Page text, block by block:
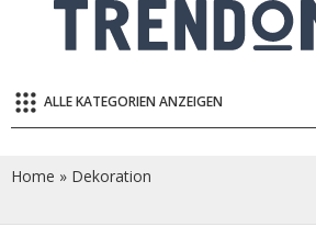
ALLE KATEGORIEN ANZEIGEN
Home » Dekoration